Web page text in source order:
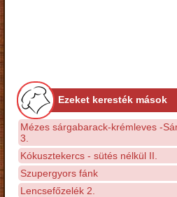
Ezeket keresték mások
Mézes sárgabarack-krémleves -
3.
Kókusztekercs - sütés nélkül II.
Szupergyors fánk
Lencsefőzelék 2.